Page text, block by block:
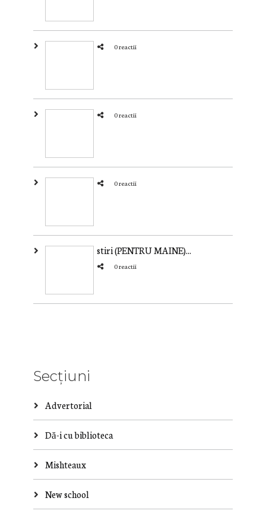
0 reactii
0 reactii
0 reactii
stiri (PENTRU MAINE)...
0 reactii
Secțiuni
Advertorial
Dă-i cu biblioteca
Mishteaux
New school